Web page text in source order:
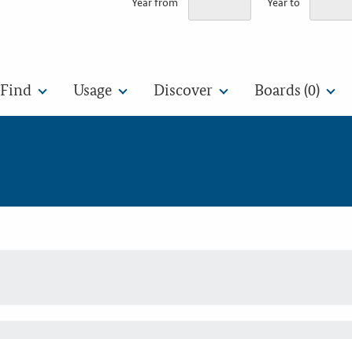
Find Usage Discover Boards (0)